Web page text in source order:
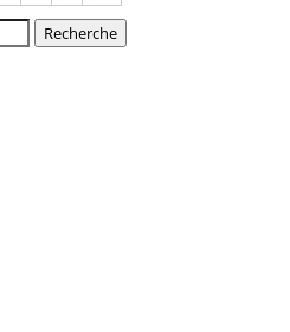
Recherche